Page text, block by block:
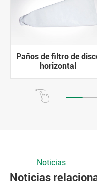
Paños de filtro de
horizontal
Noticias
Noticias